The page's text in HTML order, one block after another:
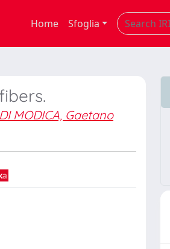
Home Sfoglia
DI MODICA, Gaetano